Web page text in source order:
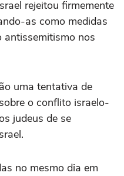
rejeitou firmemente
as como medidas
antissemitismo nos
uma tentativa de
o conflito israelo-
judeus de se
no mesmo dia em